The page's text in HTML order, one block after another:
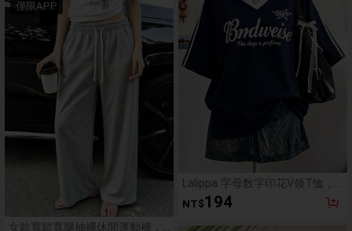
僅限APP
女款寬鬆寬腿抽繩休閒運動褲，
Lalippa 字母数字印花V领T恤，
时尚简约，送朋友的好礼物
NT$194